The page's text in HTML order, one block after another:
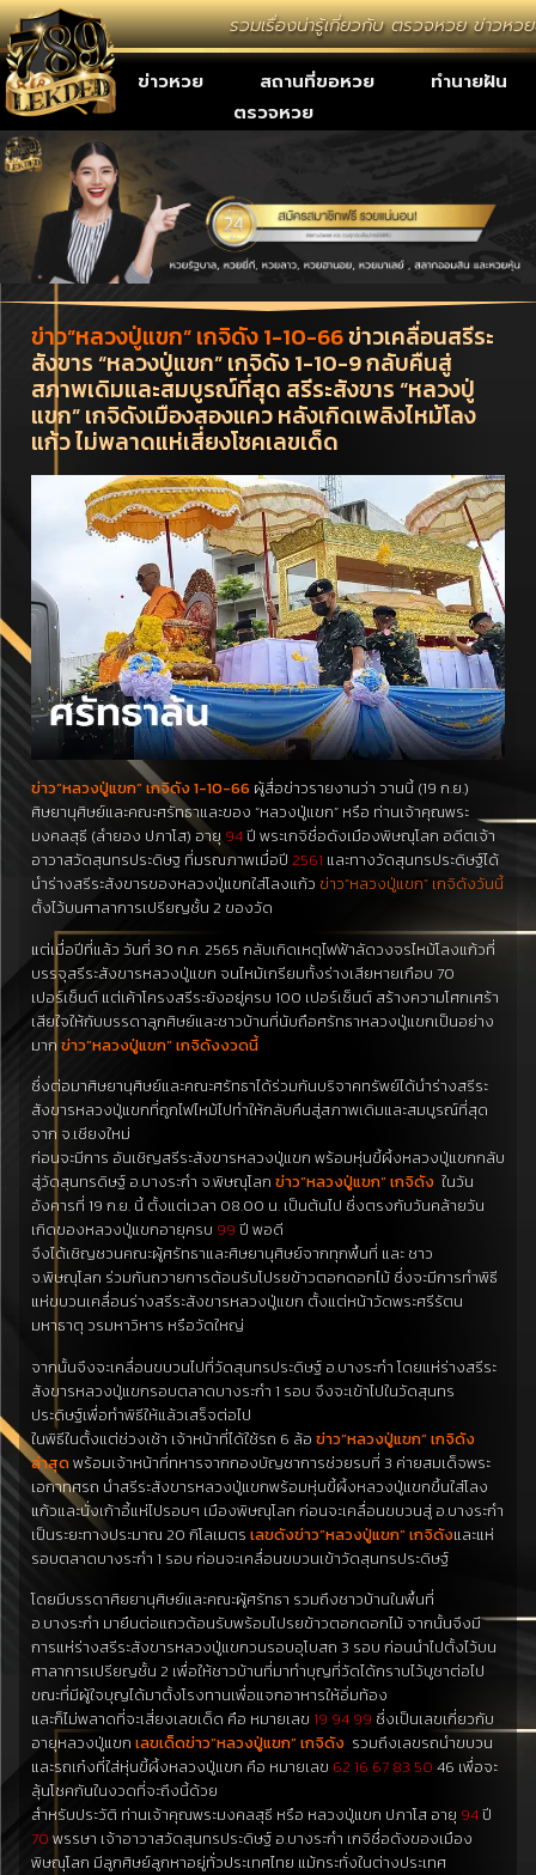
รวมเรื่องน่ารู้เกี่ยวกับ ตรวจหวย ข่าวหวย
เลขเด็ด ข่าวหวย สถานที่ขอหวย
ทำนายฝัน
ตรวจหวย
ข่าว”หลวงปู่แขก” เกจิดัง 1-10-66ข่าวเคลื่อนสรีระ
สังขาร “หลวงปู่แขก” เกจิดัง 1-10-9 กลับคืนสู่
สภาพเดิมและสมบูรณ์ที่สุด สรีระสังขาร “หลวงปู่
แขก” เกจิดังเมืองสองแคว หลังเกิดเพลิงไหม้โลง
แก้ว ไม่พลาดแห่เสี่ยงโชคเลขเด็ด
ข่าว”หลวงปู่แขก” เกจิดัง 1-10-66 ผู้สื่อข่าวรายงานว่า วานนี้ (19 ก.ย.)
ศิษยานุศิษย์และคณะศรัทธาและของ “หลวงปู่แขก” หรือ ท่านเจ้าคุณพระ
มงคลสุธี (ลำยอง ปภาโส) อายุ 94ปี พระเกจิชื่อดังเมืองพิษณุโลก อดีตเจ้า
อาวาสวัดสุนทรประดิษฐ ที่มรณภาพเมื่อปี 2561 และทางวัดสุนทรประดิษฐ์ได้
นำร่างสรีระสังขารของหลวงปู่แขกใส่โลงแก้ว ข่าว”หลวงปู่แขก” เกจิดังวันนี้
ตั้งไว้บนศาลาการเปรียญชั้น 2 ของวัด
แต่เมื่อปีที่แล้ว วันที่ 30 ก.ค. 2565 กลับเกิดเหตุไฟฟ้าลัดวงจรไหม้โลงแก้วที่
บรรจุสรีระสังขารหลวงปู่แขก จนไหม้เกรียมทั้งร่างเสียหายเกือบ 70
เปอร์เซ็นต์ แต่เค้าโครงสรีระยังอยู่ครบ 100 เปอร์เซ็นต์ สร้างความโศกเศร้า
เสียใจให้กับบรรดาลูกศิษย์และชาวบ้านที่นับถือศรัทธาหลวงปู่แขกเป็นอย่าง
มาก ข่าว”หลวงปู่แขก” เกจิดังงวดนี้
ซึ่งต่อมาศิษยานุศิษย์และคณะศรัทธาได้ร่วมกันบริจาคทรัพย์ได้นำร่างสรีระ
สังขารหลวงปู่แขกที่ถูกไฟไหม้ไปทำให้กลับคืนสู่สภาพเดิมและสมบูรณ์ที่สุด
จาก จ.เชียงใหม่
ก่อนจะมีการ อันเชิญสรีระสังขารหลวงปู่แขก พร้อมหุ่นขี้ผึ้งหลวงปู่แขกกลับ
สู่วัดสุนทรดิษฐ์ อ.บางระกำ จ.พิษณุโลก ข่าว”หลวงปู่แขก” เกจิดัง ในวัน
อังคารที่ 19 ก.ย. นี้ ตั้งแต่เวลา 08.00 น. เป็นต้นไป ซึ่งตรงกับวันคล้ายวัน
เกิดของหลวงปู่แขกอายุครบ 99 ปี พอดี
จึงได้เชิญชวนคณะผู้ศรัทธาและศิษยานุศิษย์จากทุกพื้นที่ และ ชาว
จ.พิษณุโลก ร่วมกันถวายการต้อนรับโปรยข้าวตอกดอกไม้ ซึ่งจะมีการทำพิธี
แห่ขบวนเคลื่อนร่างสรีระสังขารหลวงปู่แขก ตั้งแต่หน้าวัดพระศรีรัตน
มหาธาตุ วรมหาวิหาร หรือวัดใหญ่
จากนั้นจึงจะเคลื่อนขบวนไปที่วัดสุนทรประดิษฐ์ อ.บางระกำ โดยแห่ร่างสรีระ
สังขารหลวงปู่แขกรอบตลาดบางระกำ 1 รอบ จึงจะเข้าไปในวัดสุนทร
ประดิษฐ์เพื่อทำพิธีให้แล้วเสร็จต่อไป
ในพิธีในตั้งแต่ช่วงเช้า เจ้าหน้าที่ได้ใช้รถ 6 ล้อ ข่าว”หลวงปู่แขก” เกจิดัง
ล่าสุดพร้อมเจ้าหน้าที่ทหารจากกองบัญชาการช่วยรบที่ 3 ค่ายสมเด็จพระ
เอกาทศรถ นำสรีระสังขารหลวงปู่แขกพร้อมหุ่นขี้ผึ้งหลวงปู่แขกขึ้นใส่โลง
แก้วและนั่งเก้าอี้แห่ไปรอบๆ เมืองพิษณุโลก ก่อนจะเคลื่อนขบวนสู่ อ.บางระกำ
เป็นระยะทางประมาณ 20 กิโลเมตร เลขดังข่าว”หลวงปู่แขก” เกจิดังและแห่
รอบตลาดบางระกำ 1 รอบ ก่อนจะเคลื่อนขบวนเข้าวัดสุนทรประดิษฐ์
โดยมีบรรดาศิยยานุศิษย์และคณะผู้ศรัทธา รวมถึงชาวบ้านในพื้นที่
อ.บางระกำ มายืนต่อแถวต้อนรับพร้อมโปรยข้าวตอกดอกไม้ จากนั้นจึงมี
การแห่ร่างสรีระสังขารหลวงปู่แขกวนรอบอุโบสถ 3 รอบ ก่อนนำไปตั้งไว้บน
ศาลาการเปรียญชั้น 2 เพื่อให้ชาวบ้านที่มาทำบุญที่วัดได้กราบไว้บูชาต่อไป
ขณะที่มีผู้ใจบุญได้มาตั้งโรงทานเพื่อแจกอาหารให้อิ่มท้อง
และก็ไม่พลาดที่จะเสี่ยงเลขเด็ด คือ หมายเลข 19 94 99 ซึ่งเป็นเลขเกี่ยวกับ
อายุหลวงปู่แขก เลขเด็ดข่าว”หลวงปู่แขก” เกจิดัง รวมถึงเลขรถนำขบวน
และรถเก๋งที่ใส่หุ่นขี้ผึ้งหลวงปู่แขก คือ หมายเลข 62 16 67 83 50 46 เพื่อจะ
ลุ้นโชคกันในงวดที่จะถึงนี้ด้วย
สำหรับประวัติ ท่านเจ้าคุณพระมงคลสุธี หรือ หลวงปู่แขก ปภาโส อายุ 94ปี
70 พรรษา เจ้าอาวาสวัดสุนทรประดิษฐ์ อ.บางระกำ เกจิชื่อดังของเมือง
พิษณุโลก มีลูกศิษย์ลูกหาอยู่ทั่วประเทศไทย แม้กระทั่งในต่างประเทศ